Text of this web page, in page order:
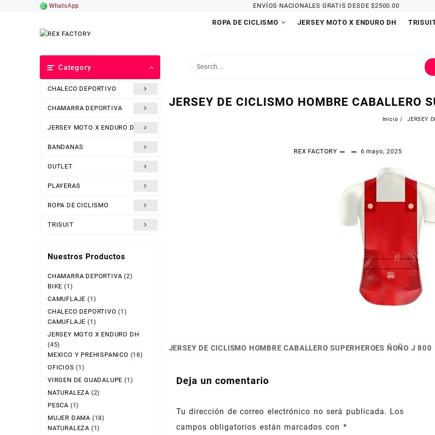
WhatsApp ENVÍOS NACIONALES GRATIS DESDE $2500.00
ROPA DE CICLISMO JERSEY MOTO X ENDURO DH
Category
CHALECO DEPORTIVO
CHAMARRA DEPORTIVA
JERSEY MOTO X ENDURO DH
BANDANAS
OUTLET
PLAYERAS
ROPA DE CICLISMO
TRISUIT
JERSEY DE CICLISMO HOMBRE CABALLERO
Inicio JERSEY
REX FACTORY 6 mayo, 2025
Navegación
entradas
JERSEY DE CICLISMO HOMBRE CABALLERO SUPERHEROES ÑOÑO J 800
Deja un comentario
Tu dirección de correo electrónico no será publicada. Los
campos obligatorios están marcados con *
Nuestros Productos
CHAMARRA DEPORTIVA (2)
BIKE (1)
CAMUFLAJE (1)
CHALECO DEPORTIVO (1)
CAMUFLAJE (1)
JERSEY MOTO X ENDURO DH
(45)
MEXICO Y PREHISPANICO (18)
OFICIOS (1)
VIRGEN DE GUADALUPE (1)
NATURALEZA (2)
PESCA (1)
MUJER DAMA (18)
NATURALEZA (1)